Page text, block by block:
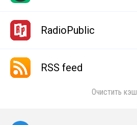
RadioPublic
RSS feed
Очистить кэш